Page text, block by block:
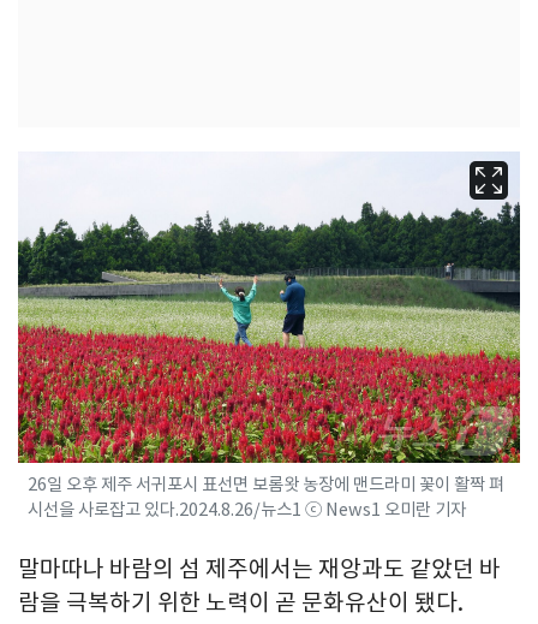
26일 오후 제주 서귀포시 표선면 보롬왓 농장에 맨드라미 꽃이 활짝 펴
시선을 사로잡고 있다.2024.8.26/뉴스1 ⓒ News1 오미란 기자
말마따나 바람의 섬 제주에서는 재앙과도 같았던 바
람을 극복하기 위한 노력이 곧 문화유산이 됐다.